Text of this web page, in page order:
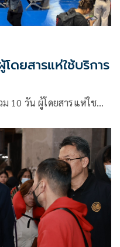
ดยสารแห่ใช้บริการ
10 วัน ผู้โดยสารแห่ใช…